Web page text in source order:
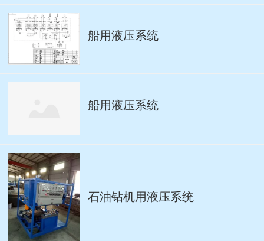
船用液压系统
船用液压系统
石油钻机用液压系统